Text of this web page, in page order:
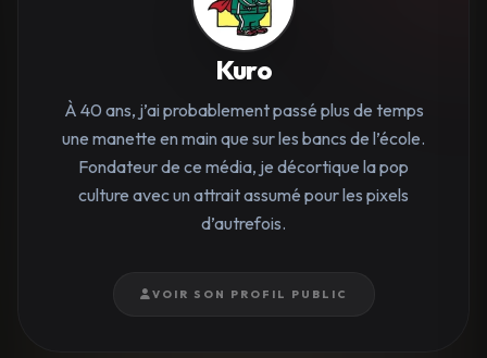
Kuro
À 40 ans, j’ai probablement passé plus de temps
une manette en main que sur les bancs de l’école.
Fondateur de ce média, je décortique la pop
culture avec un attrait assumé pour les pixels
d’autrefois.
VOIR SON PROFIL PUBLIC